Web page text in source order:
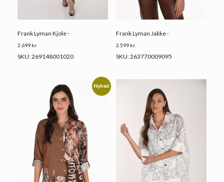
Frank Lyman Kjole ·
2.699 kr.
SKU: 269148001020
Frank Lyman Jakke ·
2.599 kr.
SKU: 263770009095
Nyhed